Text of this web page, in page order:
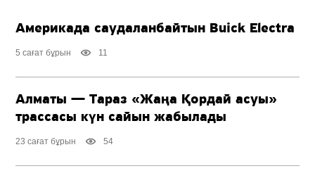
Америкада саудаланбайтын Buick Electra
5 сағат бұрын 11
Алматы — Тараз «Жаңа Қордай асуы»
трассасы күн сайын жабылады
23 сағат бұрын 54